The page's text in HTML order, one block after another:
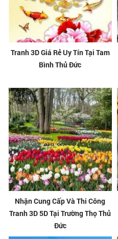
Tranh 3D Giá Rẻ Uy Tín Tại Tam
Bình Thủ Đức
Nhận Cung Cấp Và Thi Công
Tranh 3D 5D Tại Trường Thọ Thủ
Đức